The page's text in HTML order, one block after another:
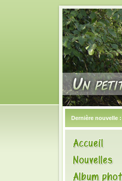
Dernière nouvelle :